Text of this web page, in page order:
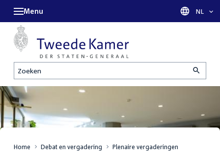
Zoeken
Menu Taal
NL
Home Debat en vergadering Plenaire vergaderingen